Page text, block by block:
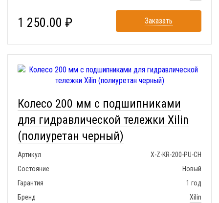
1 250.00 ₽ Заказать
Колесо 200 мм с подшипниками
для гидравлической тележки Xilin
(полиуретан черный)
Артикул
X-Z-KR-200-PU-CH
Состояние
Новый
Гарантия
1 год
Бренд
Xilin